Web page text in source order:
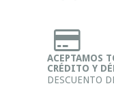
ACEPTAMOS
CRÉDITO Y
DESCUENTO